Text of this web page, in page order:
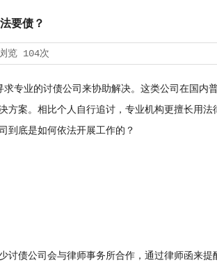
要债？
览 104次
专业的讨债公司来协助解决。这类公司在国内
方案。相比个人自行追讨，专业机构更擅长用法
到底是如何依法开展工作的？
债公司会与律师事务所合作，通过律师函来提